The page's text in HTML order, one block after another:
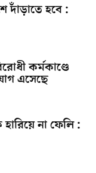
দাঁড়াতে হবে :
কর্মকাণ্ডে
এসেছে
না ফেলি :